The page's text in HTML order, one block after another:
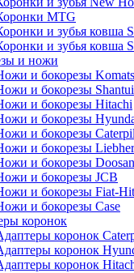
MTG
и зубья ковша
и зубья ковша
и ножи
и бокорезы
и бокорезы Shantui
и бокорезы Hitachi
и бокорезы
и бокорезы
и бокорезы
и бокорезы
и бокорезы JCB
и бокорезы Fiat-
и бокорезы Case
коронок
коронок
коронок
коронок